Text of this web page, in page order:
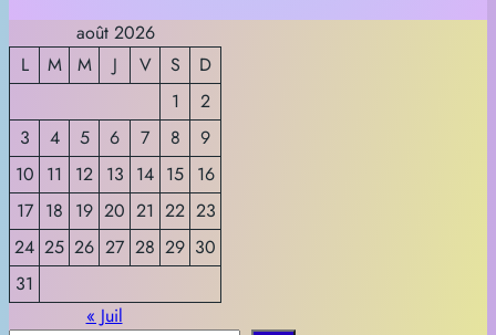
août 2026
L
M M J V S
D
1
2
3
4 5 6 7 8
9
10 11 12 13 14 15 16
17 18 19 20 21 22 23
24 25 26 27 28 29 30
31
« Juil